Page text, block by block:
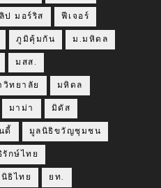
ป มอร์ริส ฟีเจอร์
ภูมิคุ้มกัน ม.มหิดล
มสส.
วิทยาลัย มหิดล
มาม่า มิดัส
ดี้ มูลนิธิขวัญชุมชน
กษ์ไทย
ธิไทย ยท.